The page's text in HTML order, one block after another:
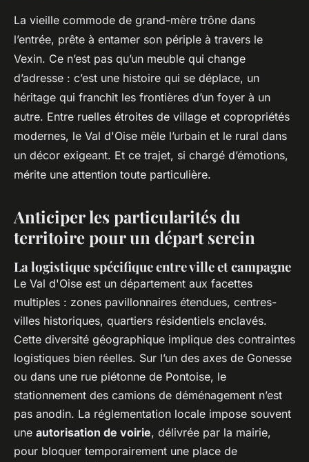
La vieille commode de grand-mère trône dans
l’entrée, prête à entamer son périple à travers le
Vexin. Ce n’est pas qu’un meuble qui change
d’adresse : c’est une histoire qui se déplace, un
héritage qui franchit les frontières d’un foyer à un
autre. Entre ruelles étroites de village et copropriétés
modernes, le Val d'Oise mêle l’urbain et le rural dans
un décor exigeant. Et ce trajet, si chargé d’émotions,
mérite une attention toute particulière.
Anticiper les particularités du
territoire pour un départ serein
La logistique spécifique entre ville et campagne
Le Val d'Oise est un département aux facettes
multiples : zones pavillonnaires étendues, centres-
villes historiques, quartiers résidentiels enclavés.
Cette diversité géographique implique des contraintes
logistiques bien réelles. Sur l’un des axes de Gonesse
ou dans une rue piétonne de Pontoise, le
stationnement des camions de déménagement n’est
pas anodin. La réglementation locale impose souvent
une autorisation de voirie, délivrée par la mairie,
pour bloquer temporairement une place de